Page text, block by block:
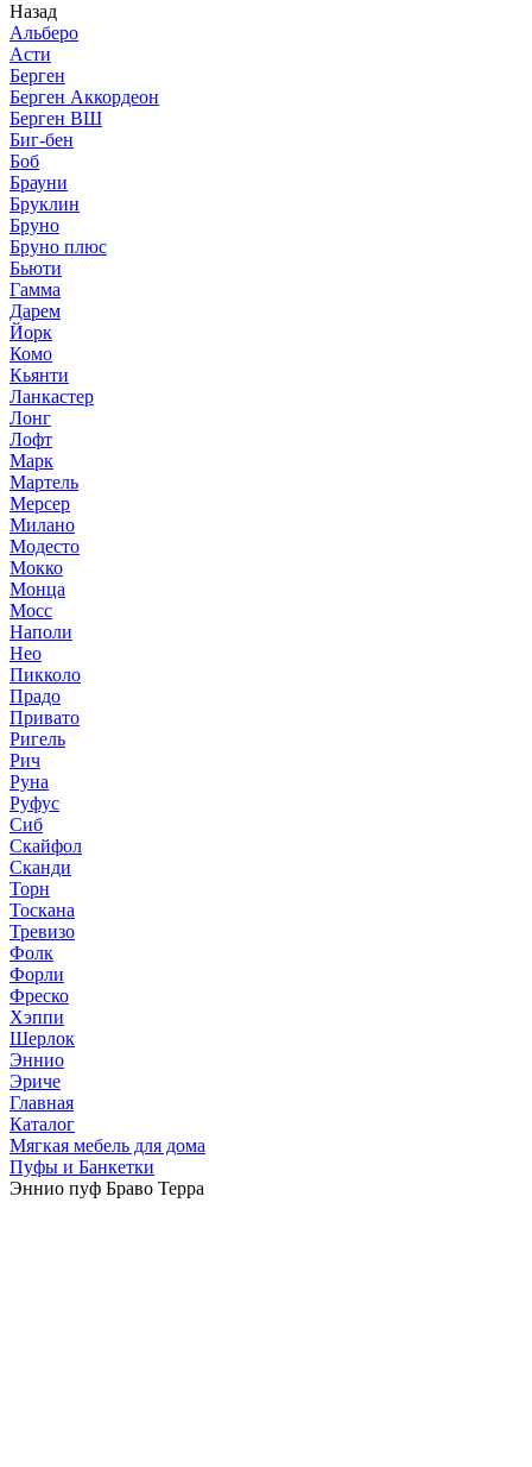
Назад
Альберо
Асти
Берген
Берген Аккордеон
Берген ВШ
Биг-бен
Боб
Брауни
Бруклин
Бруно
Бруно плюс
Бьюти
Гамма
Дарем
Йорк
Комо
Кьянти
Ланкастер
Лонг
Лофт
Марк
Мартель
Мерсер
Милано
Модесто
Мокко
Монца
Мосс
Наполи
Нео
Пикколо
Прадо
Привато
Ригель
Рич
Руна
Руфус
Сиб
Скайфол
Сканди
Торн
Тоскана
Тревизо
Фолк
Форли
Фреско
Хэппи
Шерлок
Эннио
Эриче
Главная
Каталог
Мягкая мебель для дома
Пуфы и Банкетки
Эннио пуф Браво Терра